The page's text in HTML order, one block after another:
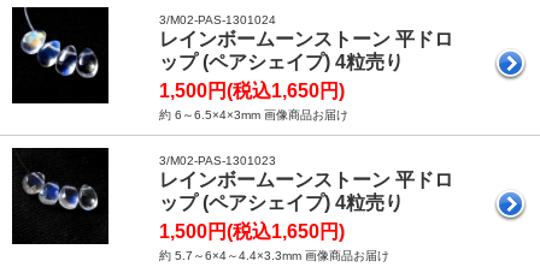
3/M02-PAS-1301024
レインボームーンストーン 平ドロ
ップ (ペアシェイプ) 4粒売り
1,500円(税込1,650円)
約 6～6.5×4×3mm 画像商品お届け
3/M02-PAS-1301023
レインボームーンストーン 平ドロ
ップ (ペアシェイプ) 4粒売り
1,500円(税込1,650円)
約 5.7～6×4～4.4×3.3mm 画像商品お届け